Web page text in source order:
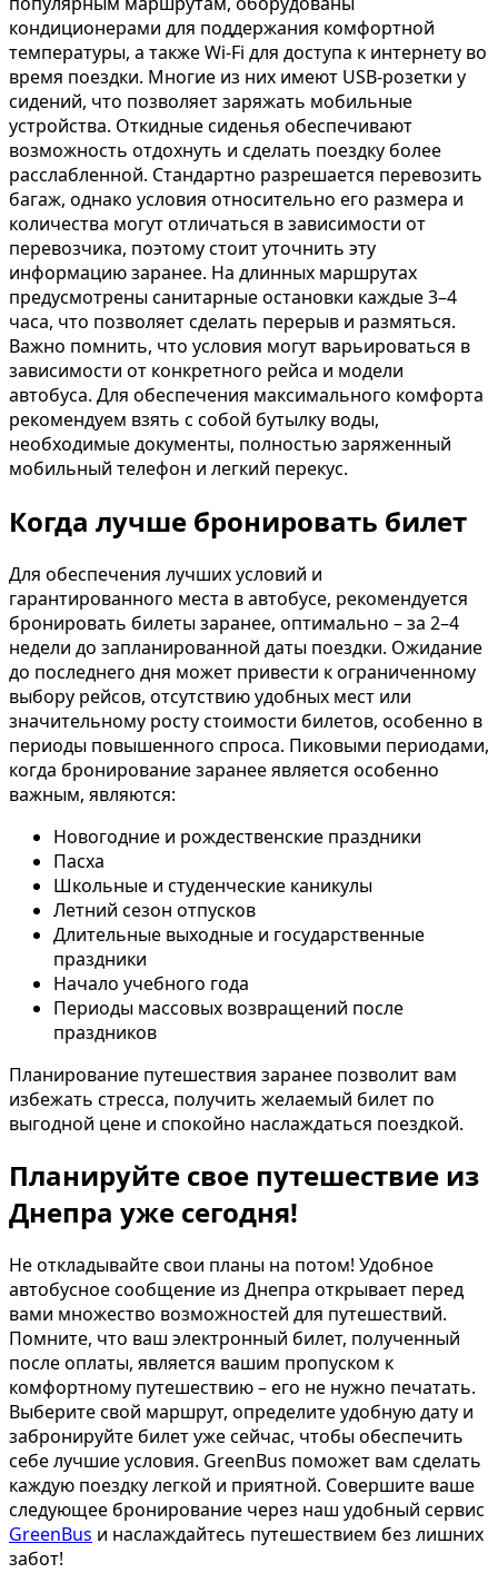
кондиционерами для поддержания комфортной
температуры, а также Wi-Fi для доступа к интернету во
время поездки. Многие из них имеют USB-розетки у
сидений, что позволяет заряжать мобильные
устройства. Откидные сиденья обеспечивают
возможность отдохнуть и сделать поездку более
расслабленной. Стандартно разрешается перевозить
багаж, однако условия относительно его размера и
количества могут отличаться в зависимости от
перевозчика, поэтому стоит уточнить эту
информацию заранее. На длинных маршрутах
предусмотрены санитарные остановки каждые 3–4
часа, что позволяет сделать перерыв и размяться.
Важно помнить, что условия могут варьироваться в
зависимости от конкретного рейса и модели
автобуса. Для обеспечения максимального комфорта
рекомендуем взять с собой бутылку воды,
необходимые документы, полностью заряженный
мобильный телефон и легкий перекус.
Когда лучше бронировать билет
Для обеспечения лучших условий и
гарантированного места в автобусе, рекомендуется
бронировать билеты заранее, оптимально – за 2–4
недели до запланированной даты поездки. Ожидание
до последнего дня может привести к ограниченному
выбору рейсов, отсутствию удобных мест или
значительному росту стоимости билетов, особенно в
периоды повышенного спроса. Пиковыми периодами,
когда бронирование заранее является особенно
важным, являются:
Новогодние и рождественские праздники
Пасха
Школьные и студенческие каникулы
Летний сезон отпусков
Длительные выходные и государственные
праздники
Начало учебного года
Периоды массовых возвращений после
праздников
Планирование путешествия заранее позволит вам
избежать стресса, получить желаемый билет по
выгодной цене и спокойно наслаждаться поездкой.
Планируйте свое путешествие из
Днепра уже сегодня!
Не откладывайте свои планы на потом! Удобное
автобусное сообщение из Днепра открывает перед
вами множество возможностей для путешествий.
Помните, что ваш электронный билет, полученный
после оплаты, является вашим пропуском к
комфортному путешествию – его не нужно печатать.
Выберите свой маршрут, определите удобную дату и
забронируйте билет уже сейчас, чтобы обеспечить
себе лучшие условия. GreenBus поможет вам сделать
каждую поездку легкой и приятной. Совершите ваше
следующее бронирование через наш удобный сервис
GreenBus и наслаждайтесь путешествием без лишних
забот!